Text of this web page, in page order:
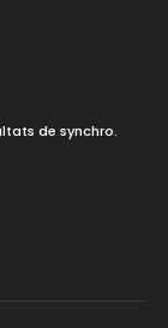
de synchro.